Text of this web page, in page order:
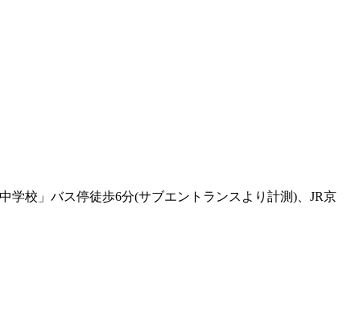
学校」バス停徒歩6分(サブエントランスより計測)、JR京